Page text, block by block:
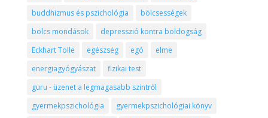
buddhizmus és pszichológia
bölcsességek
bölcs mondások
depresszió kontra boldogság
Eckhart Tolle
egészség egó
elme
energiagyógyászat
fizikai test
guru - üzenet a legmagasabb szintről
gyermekpszichológia
gyermekpszichológiai könyv